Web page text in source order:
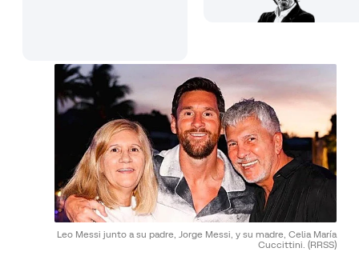
Leo Messi junto a su padre, Jorge Messi, y su madre, Celia María
Cuccittini. (RRSS)